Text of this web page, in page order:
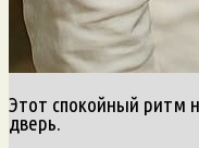
Этот спокойный ритм
дверь.